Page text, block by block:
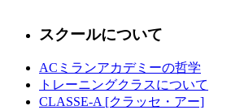
スクールについて
ACミランアカデミーの哲学
トレーニングクラスについて
CLASSE-A [クラッセ・アー]